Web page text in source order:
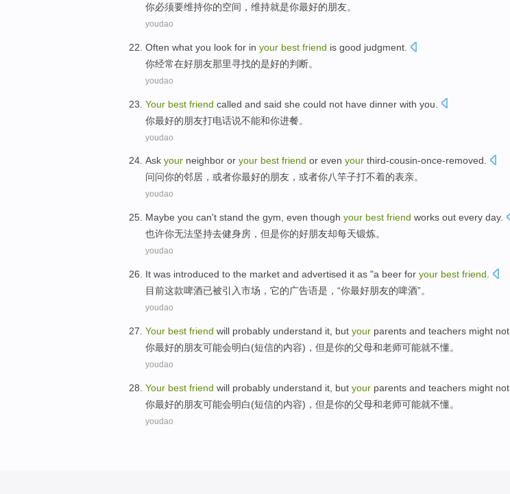
你必须要维持你的空间 ， 维持就是你最好的朋友。
youdao
Often what you look for in your best friend is good judgment
你经常在好朋友那里寻找的是好的判断。
youdao
Your best friend called and said she could not have dinner with you
你最好的朋友打电话说不能和你进餐。
youdao
Ask your neighbor or your best friend or even your third-cousin-once-removed.
问问你的邻居 ， 或者你最好的朋友 ，或者你八竿子打不着的表亲。
youdao
Maybe you can't stand the gym , even though your best friend works out every day.
也许你无法坚持去健身房 ， 但是你的好朋友却每天锻炼。
youdao
It was introduced to the market and advertised it as "a beer for your best friend
目前这款啤酒已被引入市场 ， 它的广告语是，“你最好朋友的啤酒”。
youdao
Your best friend will probably understand it, but your parents and teachers might not
你最好的朋友可能会明白(短信的内容)， 但是你的父母和老师可能就不懂。
youdao
Your best friend will probably understand it, but your parents and teachers might not
你最好的朋友可能会明白(短信的内容)， 但是你的父母和老师可能就不懂。
youdao